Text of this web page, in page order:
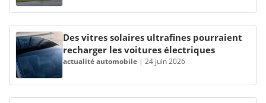
Des vitres solaires ultrafines pourraient
recharger les voitures électriques
actualité automobile | 24 juin 2026